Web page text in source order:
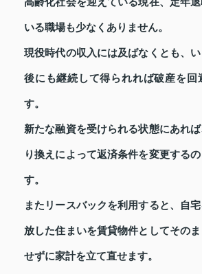
いる職場も少なくありません。
現役時代の収入には及ばなくとも、
後にも継続して得られれば破産を回
す。
新たな融資を受けられる状態にあれ
り換えによって返済条件を変更する
す。
またリースバックを利用すると、自
放した住まいを賃貸物件としてその
せずに家計を立て直せます。